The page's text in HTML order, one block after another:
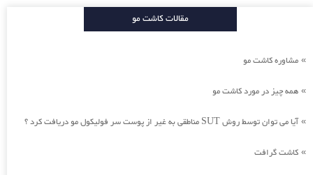
مقالات کاشت مو
» مشاوره کاشت مو
» همه چیز در مورد کاشت مو
»آیا می توان توسط روش SUT مناطقی به غیر از پوست سر فولیکول مو دریافت کرد ؟
» کاشت گرافت